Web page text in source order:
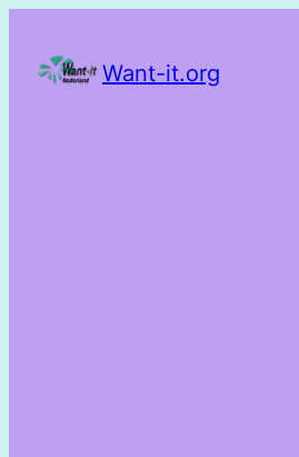
Want-it.org